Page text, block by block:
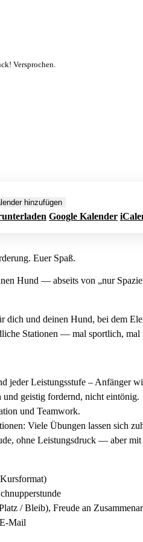
Versprochen.
hinzufügen
Google Kalender
Euer Spaß.
Hund — abseits von „nur
dich und deinen Hund, bei dem
Stationen — mal sportlich,
jeder Leistungsstufe – Anfänger
geistig fordernd, nicht eintönig.
und Teamwork.
Viele Übungen lassen sich
ohne Leistungsdruck — aber mit
/ Bleib), Freude an
Mail